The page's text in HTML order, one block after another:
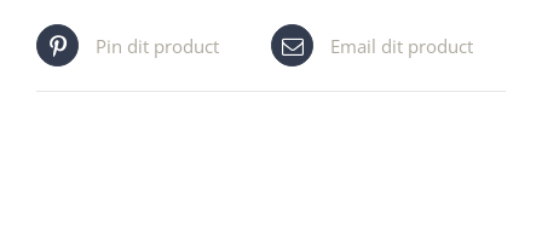
Pin dit product Email dit product